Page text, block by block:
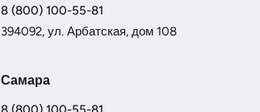
8 (800) 100-55-81
394092, ул. Арбатская, дом 108
Самара